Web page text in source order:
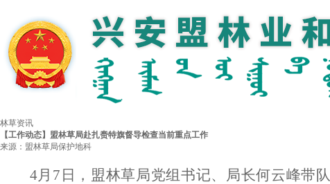
林草资讯
【工作动态】盟林草局赴扎赉特旗督导检查当前重点工作
来源：盟林草局保护地科
4月7日，盟林草局党组书记、局长何云峰带